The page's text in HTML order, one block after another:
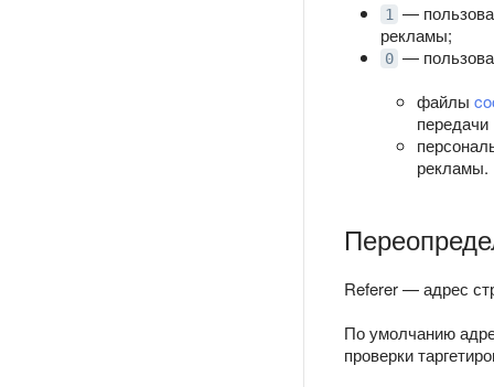
1
—
рекламы;
0 —
файлы
передачи
рекламы.
Referer — адрес
По умолчанию
проверки